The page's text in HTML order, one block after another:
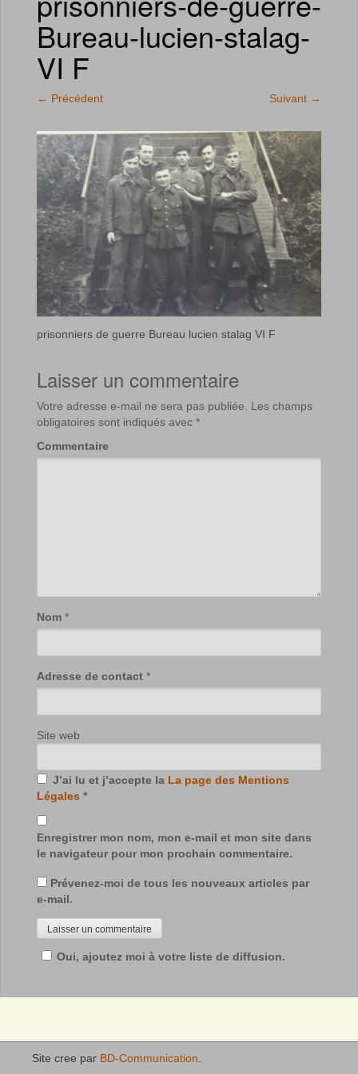
Bureau-lucien-stalag-
VI F
← Précédent Suivant →
prisonniers de guerre Bureau lucien stalag VI F
Laisser un commentaire
Votre adresse e-mail ne sera pas publiée.
Les champs
obligatoires sont indiqués avec *
Commentaire
Nom *
Adresse de contact *
Site web
J’ai lu et j’accepte la La page des Mentions
Légales *
Enregistrer mon nom, mon e-mail et mon site dans
le navigateur pour mon prochain commentaire.
Prévenez-moi de tous les nouveaux articles par
e-mail.
Oui, ajoutez moi à votre liste de diffusion.
Site cree par BD-Communication